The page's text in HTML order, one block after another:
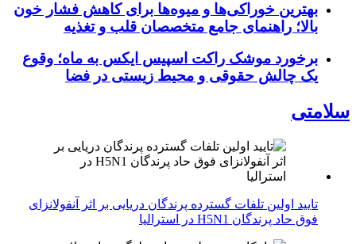
بهترین خوراکی‌ها و میوه‌ها برای کاهش فشار خون
بالا؛ راهنمای جامع متخصصان قلب و تغذیه
برخورد موشک راکت اسپیس ایکس به ماه؛ وقوع
یک چالش حقوقی و محیط زیستی در فضا
سلامتی
تایید اولین تلفات گسترده پرندگان دریایی بر اثر آنفولانزای
فوق حاد پرندگان H5N1 در استرالیا